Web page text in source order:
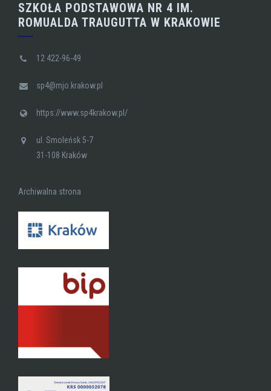
SZKOŁA PODSTAWOWA NR 4 IM.
ROMUALDA TRAUGUTTA W KRAKOWIE
12 422-96-49
sp4@mjo.krakow.pl
https://www.sp4krakow.pl/
ul. Smoleńsk 5-7
31-108 Kraków
Archiwalna strona